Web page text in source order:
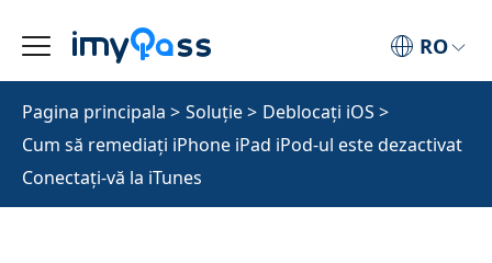
RO
Pagina principala > Soluţie> Deblocați iOS >
Cum să remediați iPhone iPad iPod-ul este dezactivat
Conectați-vă la iTunes